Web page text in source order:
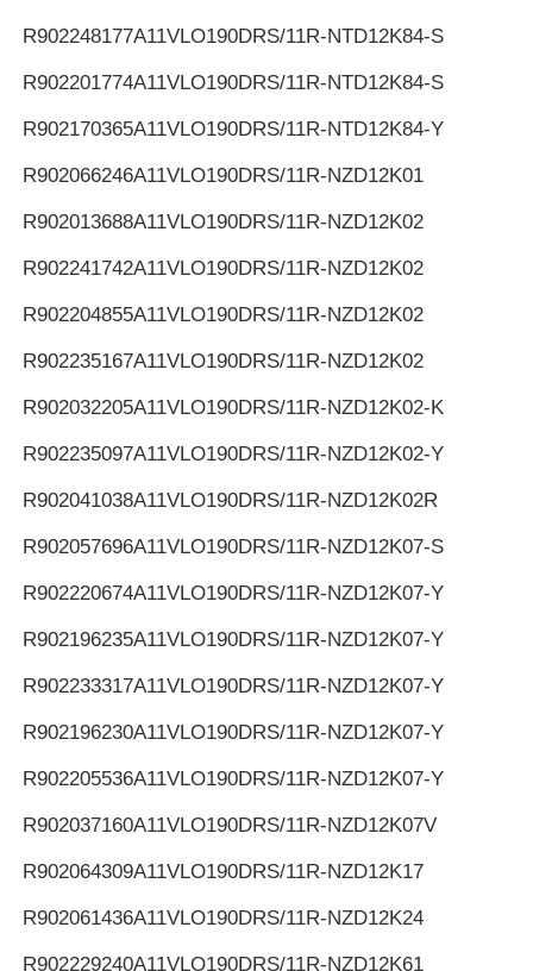
R902248177A11VLO190DRS/11R-NTD12K84-S
R902201774A11VLO190DRS/11R-NTD12K84-S
R902170365A11VLO190DRS/11R-NTD12K84-Y
R902066246A11VLO190DRS/11R-NZD12K01
R902013688A11VLO190DRS/11R-NZD12K02
R902241742A11VLO190DRS/11R-NZD12K02
R902204855A11VLO190DRS/11R-NZD12K02
R902235167A11VLO190DRS/11R-NZD12K02
R902032205A11VLO190DRS/11R-NZD12K02-K
R902235097A11VLO190DRS/11R-NZD12K02-Y
R902041038A11VLO190DRS/11R-NZD12K02R
R902057696A11VLO190DRS/11R-NZD12K07-S
R902220674A11VLO190DRS/11R-NZD12K07-Y
R902196235A11VLO190DRS/11R-NZD12K07-Y
R902233317A11VLO190DRS/11R-NZD12K07-Y
R902196230A11VLO190DRS/11R-NZD12K07-Y
R902205536A11VLO190DRS/11R-NZD12K07-Y
R902037160A11VLO190DRS/11R-NZD12K07V
R902064309A11VLO190DRS/11R-NZD12K17
R902061436A11VLO190DRS/11R-NZD12K24
R902229240A11VLO190DRS/11R-NZD12K61